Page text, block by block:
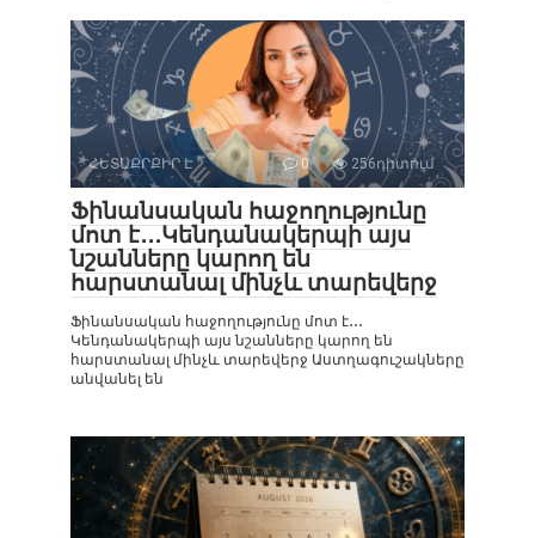
ՀԵՏԱՔՐՔԻՐ Է 0 256դիտում
Ֆինանսական հաջողությունը
մոտ է․․․Կենդանակերպի այս
նշանները կարող են
հարստանալ մինչև տարեվերջ
Ֆինանսական հաջողությունը մոտ է․․․
Կենդանակերպի այս նշանները կարող են
հարստանալ մինչև տարեվերջ Աստղագուշակները
անվանել են